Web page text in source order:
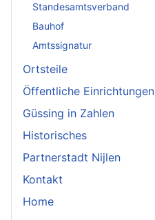
Standesamtsverband
Bauhof
Amtssignatur
Ortsteile
Öffentliche Einrichtungen
Güssing in Zahlen
Historisches
Partnerstadt Nijlen
Kontakt
Home